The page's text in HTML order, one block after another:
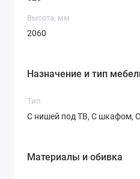
Высота, мм
2060
Назначение и тип
Тип
С нишей под ТВ, С шкафом,
Материалы и обивка